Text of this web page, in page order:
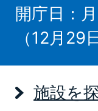
開庁日：
（12月29
施設を